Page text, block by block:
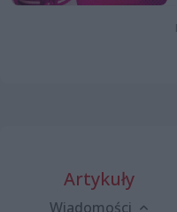
Artykuły
Wiadomości